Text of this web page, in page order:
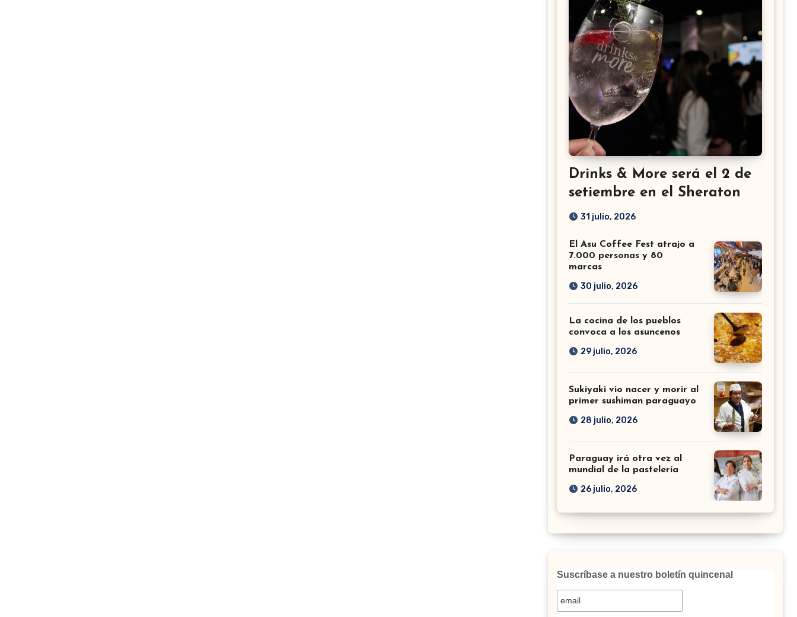
Drinks & More será el 2 de
setiembre en el Sheraton
31 julio, 2026
El Asu Coffee Fest atrajo a
7.000 personas y 80
marcas
30 julio, 2026
La cocina de los pueblos
convoca a los asuncenos
29 julio, 2026
Sukiyaki vio nacer y morir al
primer sushiman paraguayo
28 julio, 2026
Paraguay irá otra vez al
mundial de la pastelería
26 julio, 2026
Suscríbase a nuestro boletín quincenal